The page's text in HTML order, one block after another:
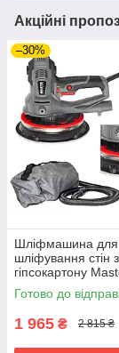
Акційні
–30%
Шліфмашина для
шліфування стін з
гіпсокартону
1400 Вт 180 мм
шліфувальна
Готово до
1 965 ₴ 2 815 ₴